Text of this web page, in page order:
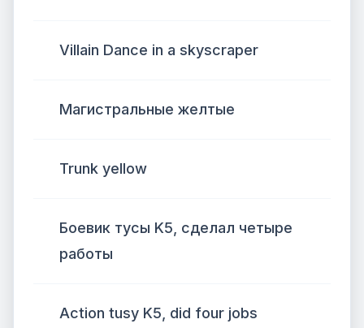
Villain Dance in a skyscraper
Магистральные желтые
Trunk yellow
Боевик тусы K5, сделал четыре
работы
Action tusy K5, did four jobs